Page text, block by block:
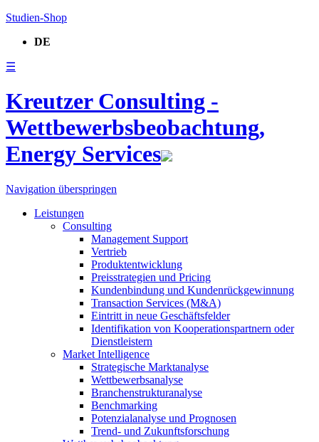
Studien-Shop
DE
☰
Kreutzer Consulting -
Wettbewerbsbeobachtung,
Energy Services
Navigation überspringen
Leistungen
Consulting
Management Support
Vertrieb
Produktentwicklung
Preisstrategien und Pricing
Kundenbindung und Kundenrückgewinnung
Transaction Services (M&A)
Eintritt in neue Geschäftsfelder
Identifikation von Kooperationspartnern oder
Dienstleistern
Market Intelligence
Strategische Marktanalyse
Wettbewerbsanalyse
Branchenstrukturanalyse
Benchmarking
Potenzialanalyse und Prognosen
Trend- und Zukunftsforschung